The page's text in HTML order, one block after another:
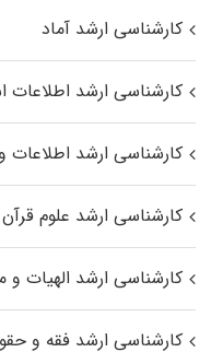
کارشناسی ارشد آماد
کارشناسی ارشد اطلاعات
کارشناسی ارشد
کارشناسی ارشد علوم
کارشناسی ارشد
کارشناسی ارشد فقه و